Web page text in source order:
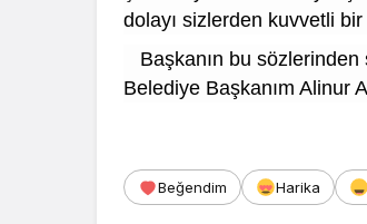
dolayı sizlerden kuvvetli bir
Başkanın bu
Belediye Başkanım Alinur
Beğendim Harika